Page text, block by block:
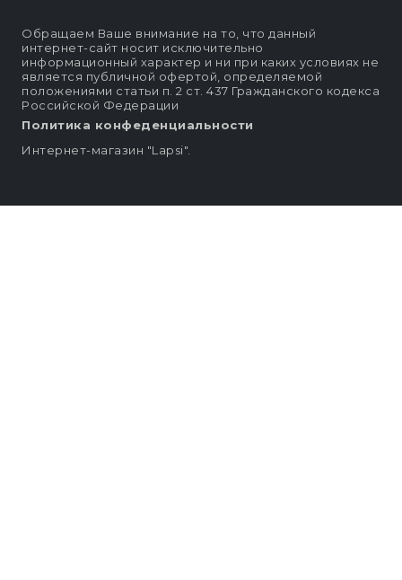
Обращаем Ваше внимание на то, что данный
интернет-сайт носит исключительно
информационный характер и ни при каких условиях не
является публичной офертой, определяемой
положениями статьи п. 2 ст. 437 Гражданского кодекса
Российской Федерации
Политика конфеденциальности
Интернет-магазин "Lapsi".